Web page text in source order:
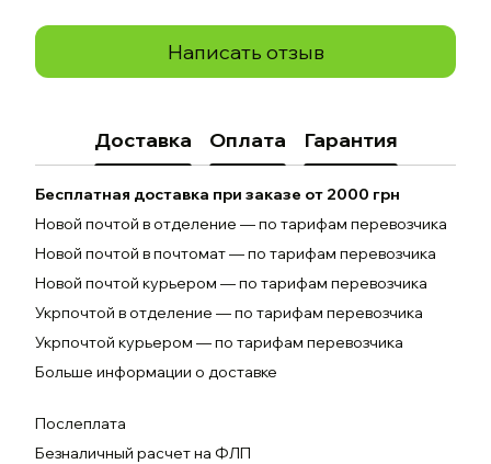
Написать отзыв
Доставка Оплата Гарантия
Бесплатная доставка при заказе от 2000 грн
Новой почтой в отделение — по тарифам перевозчика
Новой почтой в почтомат — по тарифам перевозчика
Новой почтой курьером — по тарифам перевозчика
Укрпочтой в отделение — по тарифам перевозчика
Укрпочтой курьером — по тарифам перевозчика
Больше информации о доставке
Послеплата
Безналичный расчет на ФЛП